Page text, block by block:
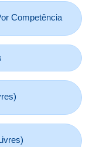
Competência